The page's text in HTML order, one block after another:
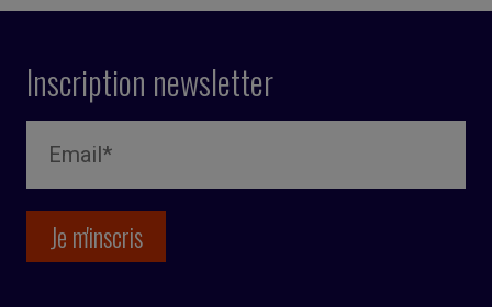
Inscription newsletter